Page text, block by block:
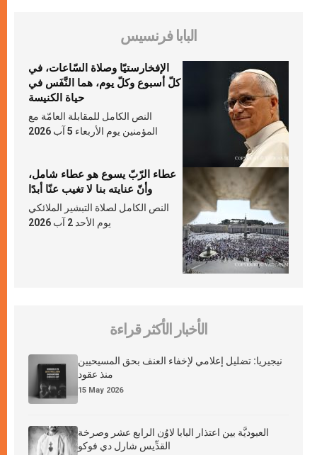
البابا فرنسيس
الإفخارستيّا وصلاة السّاعات، في
كلّ أسبوع وكلّ يوم، هما النَّفَس في
حياة الكنيسة
النص الكامل للمقابلة العامّة مع
المؤمنين يوم الأربعاء 5 آب 2026
عطاء الرّبّ يسوع هو عطاء شامل،
وأنّ عنايته بنا لا تغيب عنّا أبدًا
النص الكامل لصلاة التبشير الملائكي
يوم الأحد 2 آب 2026
الأخبار الأكثر قراءة
نيجيريا: تضليل إعلامي لإخفاء العنف بحق المسيحيين
منذ عقود
15 May 2026
العبوديَّة بين اعتذار البابا لاوُن الرابع عشر وصرخة
القدِّيس شارل دي فوكو